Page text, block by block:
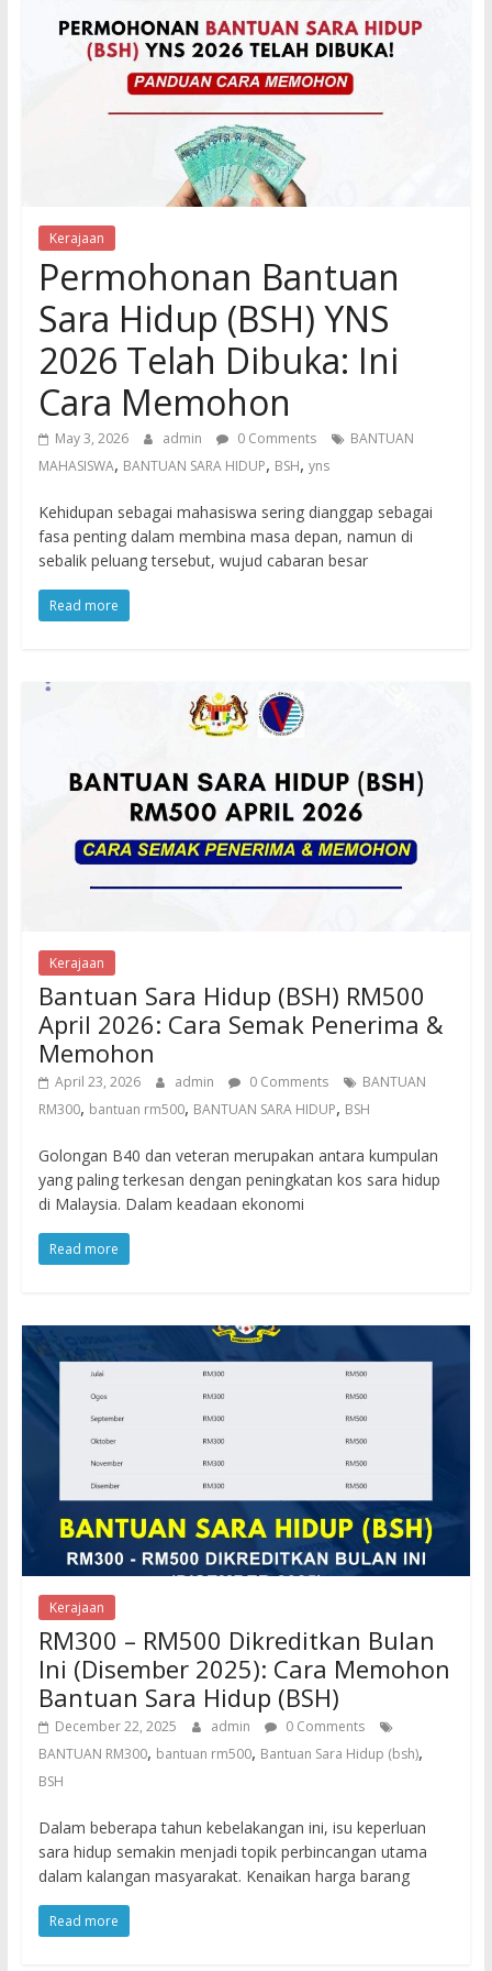
Kerajaan
Permohonan Bantuan
Sara Hidup (BSH) YNS
2026 Telah Dibuka: Ini
Cara Memohon
May 3, 2026 admin 0 Comments
BANTUAN
MAHASISWA, BANTUAN SARA HIDUP, BSH, yns
Kehidupan sebagai mahasiswa sering dianggap sebagai
fasa penting dalam membina masa depan, namun di
sebalik peluang tersebut, wujud cabaran besar
Read more
Kerajaan
Bantuan Sara Hidup (BSH) RM500
April 2026: Cara Semak Penerima &
Memohon
April 23, 2026 admin 0 Comments
BANTUAN
RM300, bantuan rm500, BANTUAN SARA HIDUP, BSH
Golongan B40 dan veteran merupakan antara kumpulan
yang paling terkesan dengan peningkatan kos sara hidup
di Malaysia. Dalam keadaan ekonomi
Read more
Kerajaan
RM300 – RM500 Dikreditkan Bulan
Ini (Disember 2025): Cara Memohon
Bantuan Sara Hidup (BSH)
December 22, 2025 admin
0 Comments
BANTUAN RM300, bantuan rm500, Bantuan Sara Hidup (bsh),
BSH
Dalam beberapa tahun kebelakangan ini, isu keperluan
sara hidup semakin menjadi topik perbincangan utama
dalam kalangan masyarakat. Kenaikan harga barang
Read more